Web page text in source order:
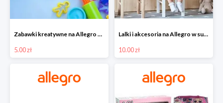
Zabawki kreatywne na Allegro w super cenach od 5 zł
5.00 zł
Lalki i akcesoria na Allegro w super cenach od 10 zł
10.00 zł